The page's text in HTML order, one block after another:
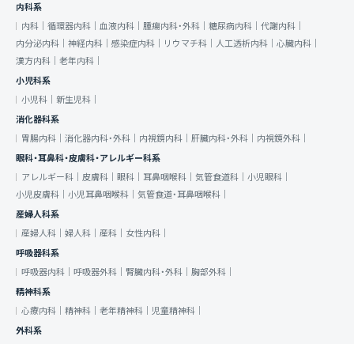
内科系
内科｜ 循環器内科｜ 血液内科｜ 腫瘍内科・外科｜ 糖尿病内科｜ 代謝内科｜
内分泌内科｜ 神経内科｜ 感染症内科｜ リウマチ科｜ 人工透析内科｜ 心臓内科｜
漢方内科｜ 老年内科｜
小児科系
小児科｜ 新生児科｜
消化器科系
胃腸内科｜ 消化器内科・外科｜ 内視鏡内科｜ 肝臓内科・外科｜ 内視鏡外科｜
眼科・耳鼻科・皮膚科・アレルギー科系
アレルギー科｜ 皮膚科｜ 眼科｜ 耳鼻咽喉科｜ 気管食道科｜ 小児眼科｜
小児皮膚科｜ 小児耳鼻咽喉科｜ 気管食道・耳鼻咽喉科｜
産婦人科系
産婦人科｜ 婦人科｜ 産科｜ 女性内科｜
呼吸器科系
呼吸器内科｜ 呼吸器外科｜ 腎臓内科・外科｜ 胸部外科｜
精神科系
心療内科｜ 精神科｜ 老年精神科｜ 児童精神科｜
外科系